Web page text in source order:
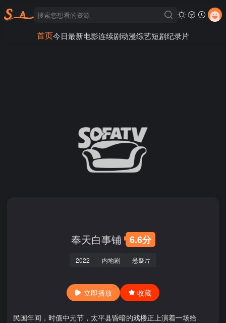
首页今日最新电影连续剧动漫综艺短剧纪录片
奉天白事铺 6.6分
2022 内地剧 悬疑片
立即播放 收藏
民国年间，时值中元节，太平县昏暗的戏楼正上演着一场给